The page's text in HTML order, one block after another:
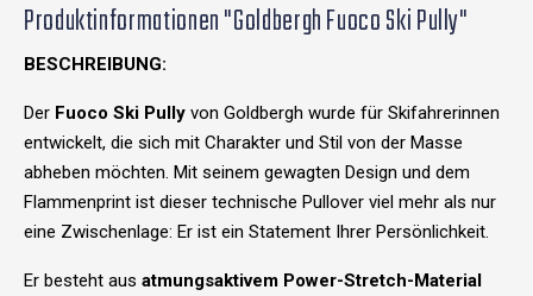
Produktinformationen "Goldbergh Fuoco Ski Pully"
BESCHREIBUNG:
Der Fuoco Ski Pully von Goldbergh wurde für Skifahrerinnen
entwickelt, die sich mit Charakter und Stil von der Masse
abheben möchten. Mit seinem gewagten Design und dem
Flammenprint ist dieser technische Pullover viel mehr als nur
eine Zwischenlage: Er ist ein Statement Ihrer Persönlichkeit.
Er besteht aus atmungsaktivem Power-Stretch-Material